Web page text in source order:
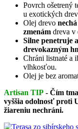
Povrch ošetrený
u exotických
Olej drevo
zmenám dreva v
Silne penetruje
drevokazným
Chráni listnaté a
vlhkosťou.
Olej je bez
Artisan TIP - Čím
vyššia odolnosť proti
žiareniu nechráni.